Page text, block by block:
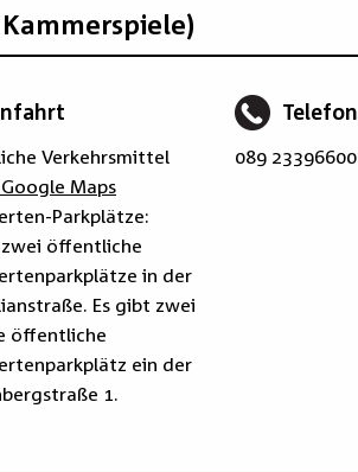
Verkehrsmittel
Maps
Parkplätze:
zwei öffentliche
in der
Es gibt zwei
öffentliche
ein der
1.
Telefon
089 23396600